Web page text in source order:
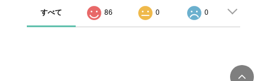
すべて 86 0 0